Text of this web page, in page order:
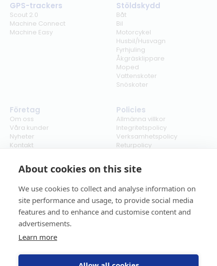
About cookies on this site
We use cookies to collect and analyse information on
site performance and usage, to provide social media
features and to enhance and customise content and
advertisements.
Learn more
GPS-trackers
Scout 2.0
Machine Connect
Machine Easy
Stöldskydd
Båt
Bil
Motorcykel
Husbil/Husvagn
Fyrhjuling
Åkgräsklippare
Moped
Vattenskoter
Snöskoter
Företag
Om oss
Våra kunder
Nyheter
Kontakt
Policies
Allmänna villkor
Integritetspolicy
Verksamhetspolicy
Returpolicy
Cookies